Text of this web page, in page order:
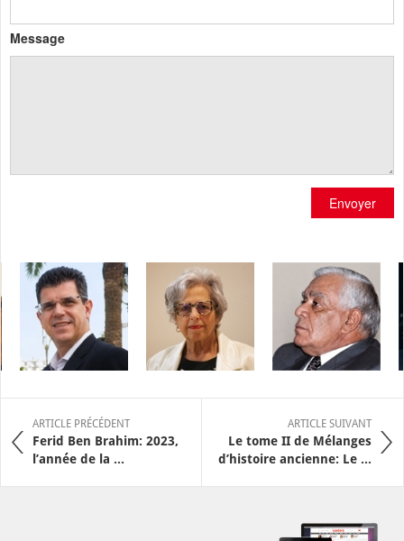
Message
Envoyer
ARTICLE PRÉCÉDENT
Ferid Ben Brahim: 2023,
l’année de la ...
ARTICLE SUIVANT
Le tome II de Mélanges
d’histoire ancienne: Le ...